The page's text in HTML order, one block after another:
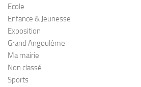
Ecole
Enfance & Jeunesse
Exposition
Grand Angoulême
Ma mairie
Non classé
Sports